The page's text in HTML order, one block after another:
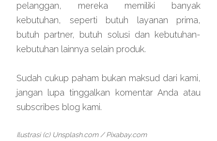
pelanggan, mereka memiliki banyak
kebutuhan, seperti butuh layanan prima,
butuh partner, butuh solusi dan kebutuhan-
kebutuhan lainnya selain produk.
Sudah cukup paham bukan maksud dari kami,
jangan lupa tinggalkan komentar Anda atau
subscribes blog kami.
Ilustrasi (c) Unsplash.com / Pixabay.com